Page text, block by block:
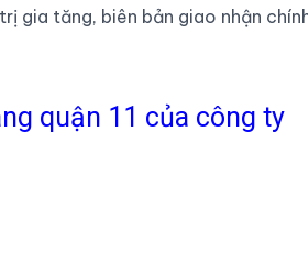
gia tăng, biên bản giao nhận
quận 11 của công ty